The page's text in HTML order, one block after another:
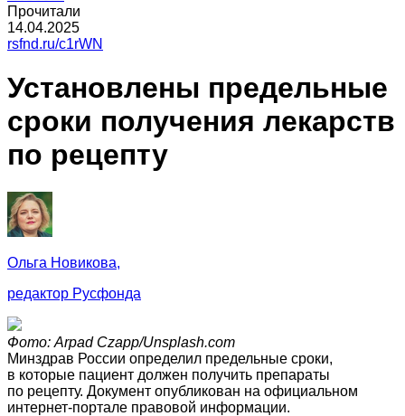
Прочитали
14.04.2025
rsfnd.ru/c1rWN
Установлены предельные
сроки получения лекарств
по рецепту
Ольга Новикова,
редактор Русфонда
Фото: Аrpаd Czapp/Unsplash.com
Минздрав России определил предельные сроки,
в которые пациент должен получить препараты
по рецепту. Документ опубликован на официальном
интернет-портале правовой информации.